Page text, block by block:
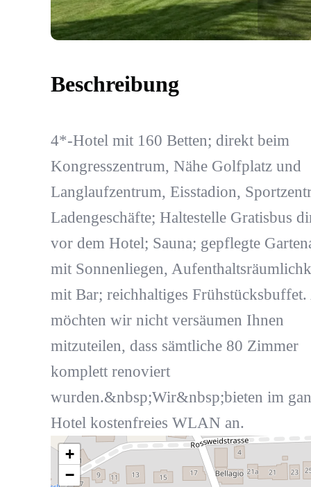
Beschreibung
4*-Hotel mit 160 Betten; direkt beim
Kongresszentrum, Nähe Golfplatz und
Langlaufzentrum, Eisstadion,
Ladengeschäfte; Haltestelle Gratisbus
vor dem Hotel; Sauna; gepflegte
mit Sonnenliegen,
mit Bar; reichhaltiges
möchten wir nicht versäumen Ihnen
mitzuteilen, dass sämtliche 80 Zimmer
komplett renoviert
wurden.&nbsp;Wir&nbsp;bieten im
Hotel kostenfreies WLAN an.
+
−